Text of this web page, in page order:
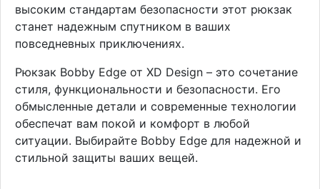
высоким стандартам безопасности этот рюкзак
станет надежным спутником в ваших
повседневных приключениях.
Рюкзак Bobby Edge от XD Design – это сочетание
стиля, функциональности и безопасности. Его
обмысленные детали и современные технологии
обеспечат вам покой и комфорт в любой
ситуации. Выбирайте Bobby Edge для надежной и
стильной защиты ваших вещей.